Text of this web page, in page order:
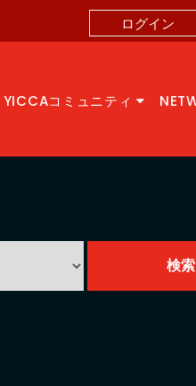
ログイン
YICCAコミュニティ